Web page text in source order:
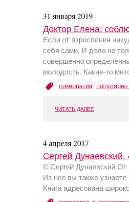
31 января 2019
Доктор Елена:
Если от взросления
себя сами. И дело не
совершенно
молодость. Какие-то
гомеопатия,
ЧИТАТЬ ДАЛЕЕ
4 апреля 2017
Сергей
© Сергей Дунаевский От
Из нее вы также
Книга адресована